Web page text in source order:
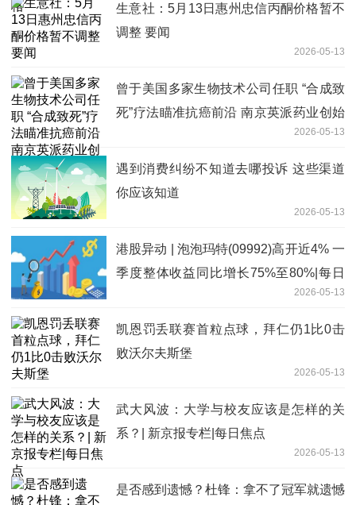
生意社：5月13日惠州忠信丙酮价格暂不
调整 要闻
2026-05-13
曾于美国多家生物技术公司任职 “合成致
死”疗法瞄准抗癌前沿 南京英派药业创始
2026-05-13
遇到消费纠纷不知道去哪投诉 这些渠道
你应该知道
2026-05-13
港股异动 | 泡泡玛特(09992)高开近4% 一
季度整体收益同比增长75%至80%|每日
2026-05-13
凯恩罚丢联赛首粒点球，拜仁仍1比0击
败沃尔夫斯堡
2026-05-13
武大风波：大学与校友应该是怎样的关
系？| 新京报专栏|每日焦点
2026-05-13
是否感到遗憾？杜锋：拿不了冠军就遗憾